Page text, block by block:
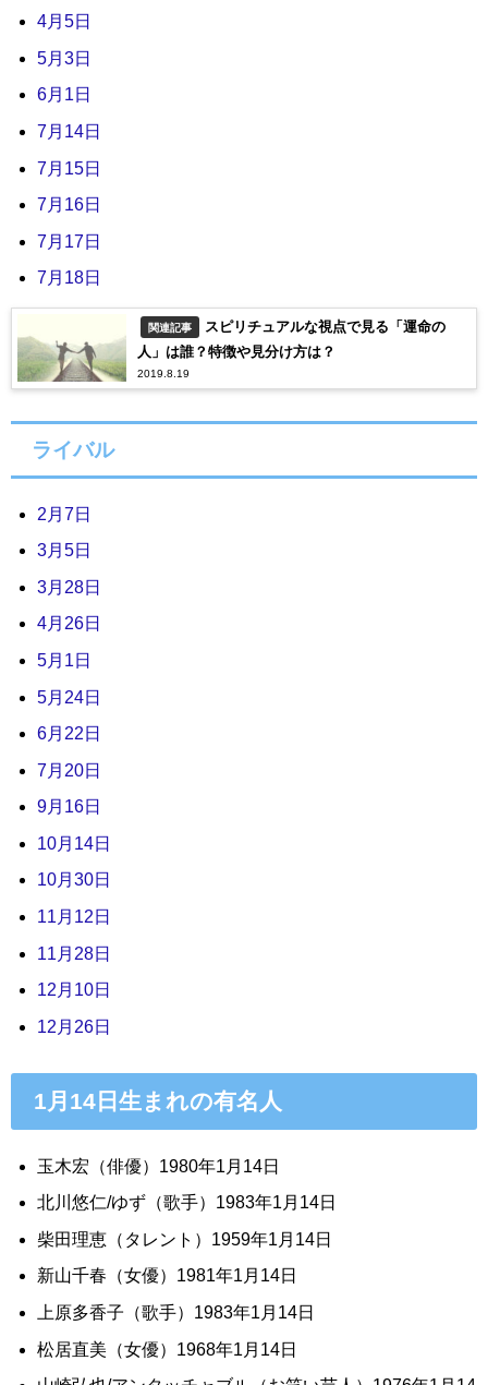
4月5日
5月3日
6月1日
7月14日
7月15日
7月16日
7月17日
7月18日
関連記事
スピリチュアルな視点で見る「運命の
人」は誰？特徴や見分け方は？
2019.8.19
ライバル
2月7日
3月5日
3月28日
4月26日
5月1日
5月24日
6月22日
7月20日
9月16日
10月14日
10月30日
11月12日
11月28日
12月10日
12月26日
1月14日生まれの有名人
玉木宏（俳優）1980年1月14日
北川悠仁/ゆず（歌手）1983年1月14日
柴田理恵（タレント）1959年1月14日
新山千春（女優）1981年1月14日
上原多香子（歌手）1983年1月14日
松居直美（女優）1968年1月14日